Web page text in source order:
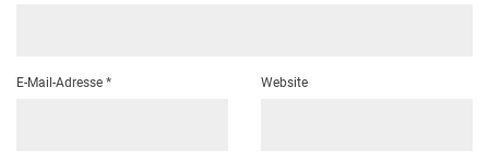
E-Mail-Adresse * Website